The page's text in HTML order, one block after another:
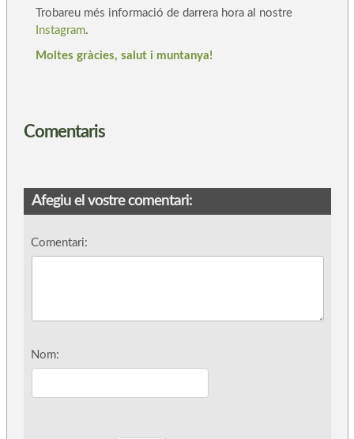
Trobareu més informació de darrera hora al nostre
Instagram.
Moltes gràcies, salut i muntanya!
Comentaris
Afegiu el vostre comentari:
Comentari:
Nom: